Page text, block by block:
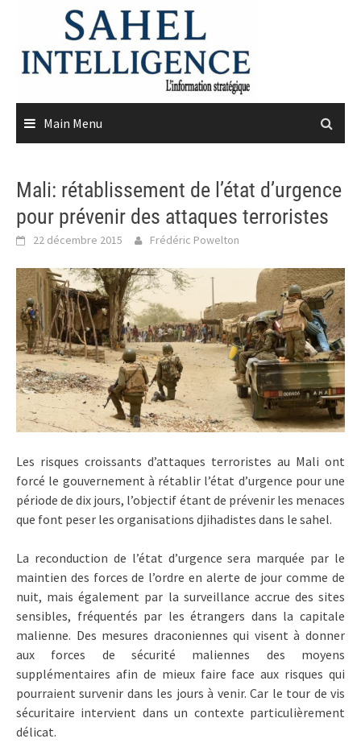
content
Main Menu
Mali: rétablissement de l’état d’urgence
pour prévenir des attaques terroristes
22 décembre 2015 Frédéric Powelton
Les risques croissants d’attaques terroristes au Mali ont
forcé le gouvernement à rétablir l’état d’urgence pour une
période de dix jours, l’objectif étant de prévenir les menaces
que font peser les organisations djihadistes dans le sahel.
La reconduction de l’état d’urgence sera marquée par le
maintien des forces de l’ordre en alerte de jour comme de
nuit, mais également par la surveillance accrue des sites
sensibles, fréquentés par les étrangers dans la capitale
malienne. Des mesures draconiennes qui visent à donner
aux forces de sécurité maliennes des moyens
supplémentaires afin de mieux faire face aux risques qui
pourraient survenir dans les jours à venir. Car le tour de vis
sécuritaire intervient dans un contexte particulièrement
délicat.